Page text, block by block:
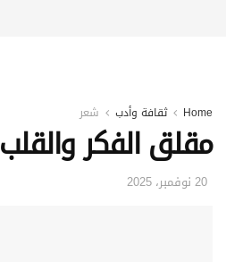
Home ثقافة وأدب شعر
مقلق الفكر والقلب
20 نوفمبر، 2025